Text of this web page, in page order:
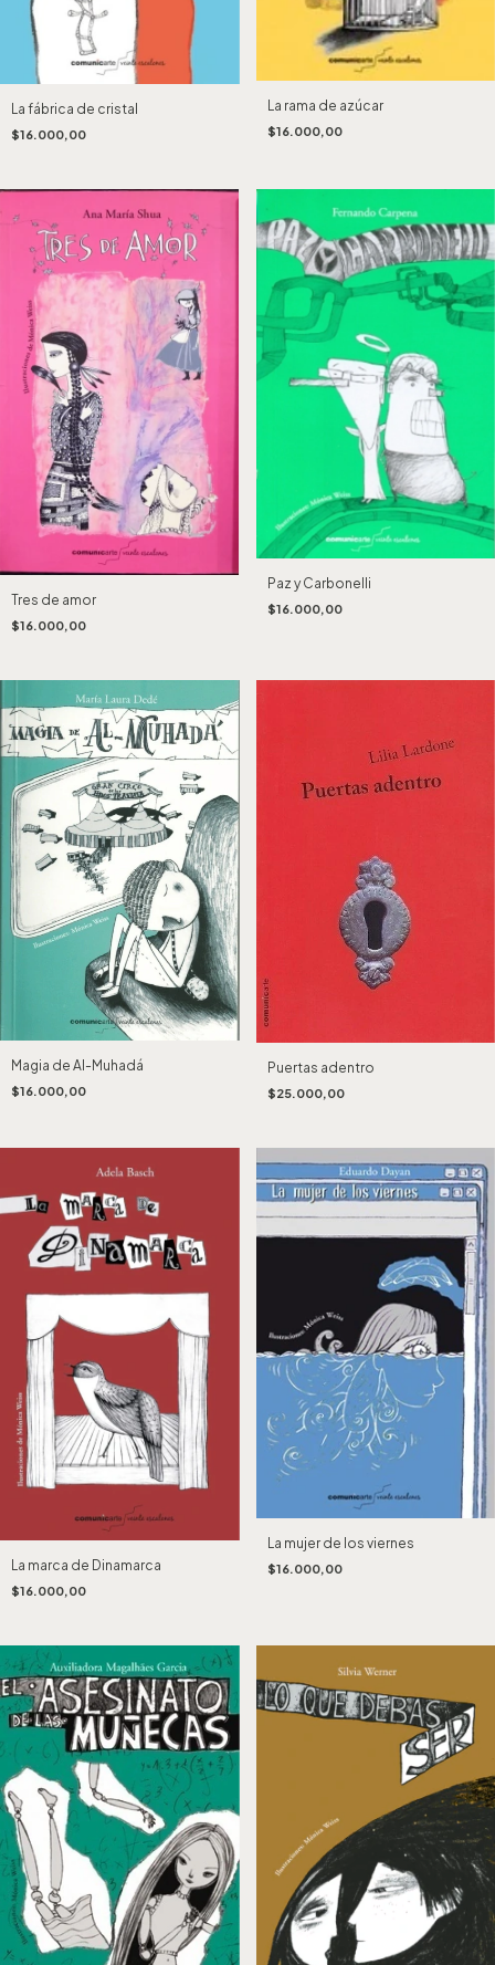
La fábrica de cristal
$16.000,00
La rama de azúcar
$16.000,00
Tres de amor
$16.000,00
Paz y Carbonelli
$16.000,00
Magia de Al-Muhadá
$16.000,00
Puertas adentro
$25.000,00
La marca de Dinamarca
$16.000,00
La mujer de los viernes
$16.000,00